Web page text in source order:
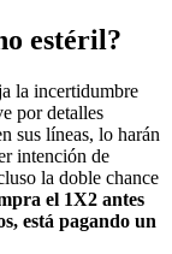
estéril?
la incertidumbre
por detalles
sus líneas, lo harán
intención de
la doble chance
el 1X2 antes
está pagando un